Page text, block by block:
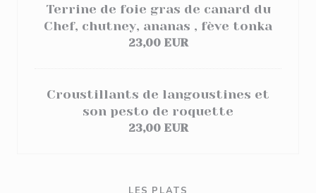
Terrine de foie gras de canard du
Chef, chutney, ananas , fève tonka
23,00 EUR
Croustillants de langoustines et
son pesto de roquette
23,00 EUR